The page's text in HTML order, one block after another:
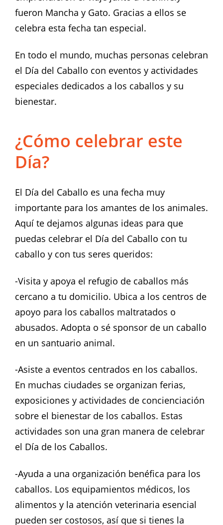
fueron Mancha y Gato. Gracias a ellos se
celebra esta fecha tan especial.
En todo el mundo, muchas personas celebran
el Día del Caballo con eventos y actividades
especiales dedicados a los caballos y su
bienestar.
¿Cómo celebrar este
Día?
El Día del Caballo es una fecha muy
importante para los amantes de los animales.
Aquí te dejamos algunas ideas para que
puedas celebrar el Día del Caballo con tu
caballo y con tus seres queridos:
-Visita y apoya el refugio de caballos más
cercano a tu domicilio. Ubica a los centros de
apoyo para los caballos maltratados o
abusados. Adopta o sé sponsor de un caballo
en un santuario animal.
-Asiste a eventos centrados en los caballos.
En muchas ciudades se organizan ferias,
exposiciones y actividades de concienciación
sobre el bienestar de los caballos. Estas
actividades son una gran manera de celebrar
el Día de los Caballos.
-Ayuda a una organización benéfica para los
caballos. Los equipamientos médicos, los
alimentos y la atención veterinaria esencial
pueden ser costosos, así que si tienes la